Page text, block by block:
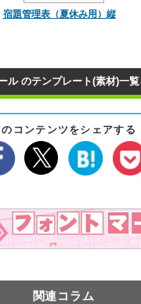
宿題管理表（夏休み用）縦
ル のテンプレート(素材)一
のコンテンツをシェアする
関連コラム